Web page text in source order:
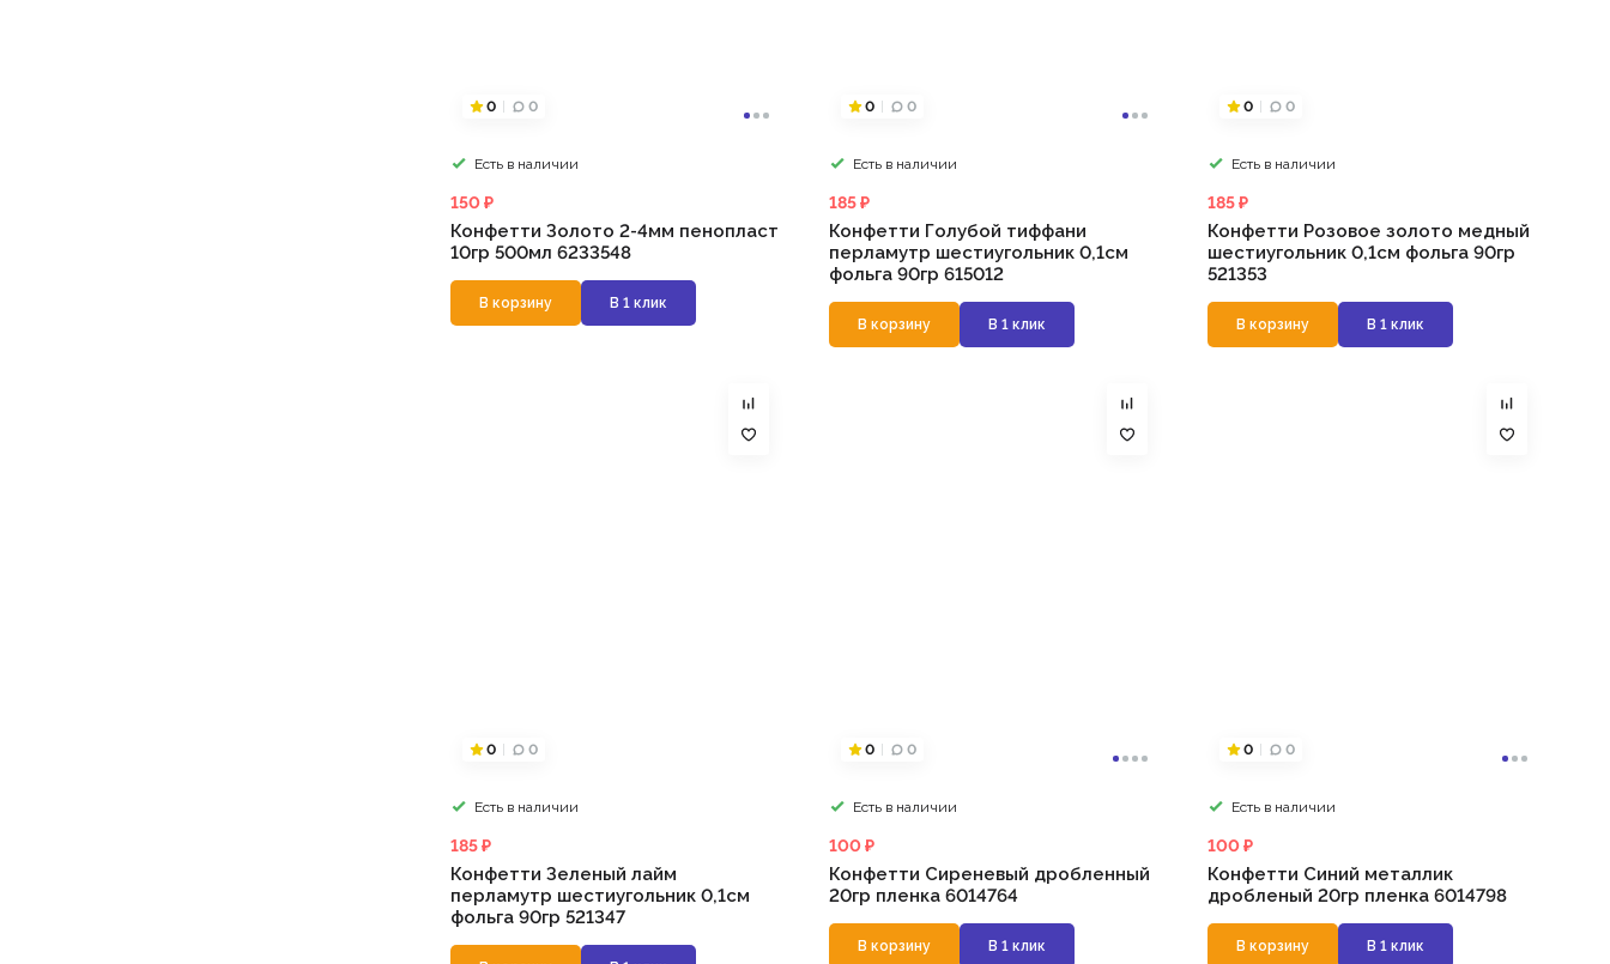
0 0
Есть в наличии
150 ₽
Конфетти Золото 2-4мм пенопласт
10гр 500мл 6233548
В корзину В 1 клик
0 0
Есть в наличии
185 ₽
Конфетти Голубой тиффани
перламутр шестиугольник 0,1см
фольга 90гр 615012
В корзину В 1 клик
0 0
Есть в наличии
185 ₽
Конфетти Розовое золото медный
шестиугольник 0,1см фольга 90гр
521353
В корзину В 1 клик
0 0
Есть в наличии
185 ₽
Конфетти Зеленый лайм
перламутр шестиугольник 0,1см
фольга 90гр 521347
0 0
Есть в наличии
100 ₽
Конфетти Сиреневый дробленный
20гр пленка 6014764
В корзину В 1 клик
0 0
Есть в наличии
100 ₽
Конфетти Синий металлик
дробленый 20гр пленка 6014798
В корзину В 1 клик